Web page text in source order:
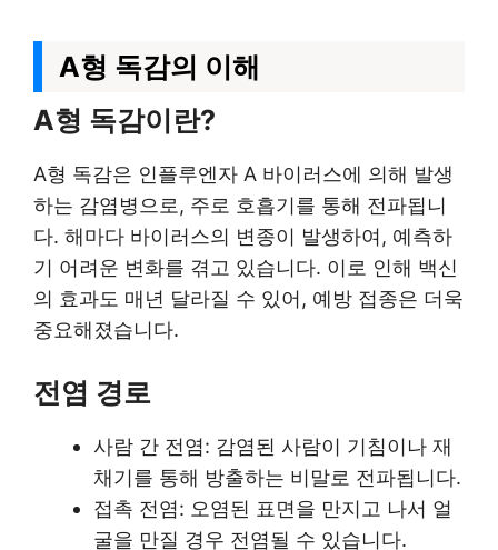
A형 독감의 이해
A형 독감이란?
A형 독감은 인플루엔자 A 바이러스에 의해 발생
하는 감염병으로, 주로 호흡기를 통해 전파됩니
다. 해마다 바이러스의 변종이 발생하여, 예측하
기 어려운 변화를 겪고 있습니다. 이로 인해 백신
의 효과도 매년 달라질 수 있어, 예방 접종은 더욱
중요해졌습니다.
전염 경로
사람 간 전염: 감염된 사람이 기침이나 재
채기를 통해 방출하는 비말로 전파됩니다.
접촉 전염: 오염된 표면을 만지고 나서 얼
굴을 만질 경우 전염될 수 있습니다.